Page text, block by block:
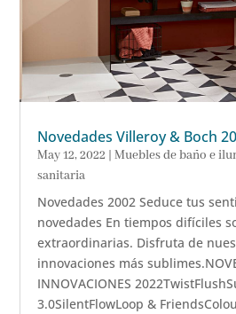
Novedades Villeroy & Boch
May 12, 2022 |Muebles de baño e
sanitaria
Novedades 2002 Seduce tus
novedades En tiempos difíciles
extraordinarias. Disfruta de
innovaciones más
INNOVACIONES
3.0SilentFlowLoop &